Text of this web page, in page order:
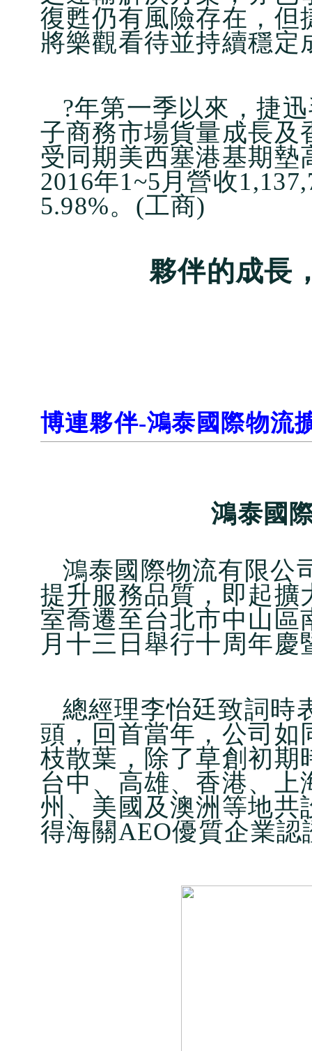
復甦仍有風險存在，但
將樂觀看待並持續穩定
?年第一季以來，捷
子商務市場貨量成長及
受同期美西塞港基期
2016年1~5月營收
5.98%。(工商)
夥伴的成長
博連夥伴-鴻泰國際物流
鴻泰國
鴻泰國際物流有限公
提升服務品質，即起擴
室喬遷至台北市中山
月十三日舉行十周年慶
總經理李怡廷致詞時
頭，回首當年，公司如
枝散葉，除了草創初期
台中、高雄、香港、
州、美國及澳洲等地
得海關AEO優質企業認